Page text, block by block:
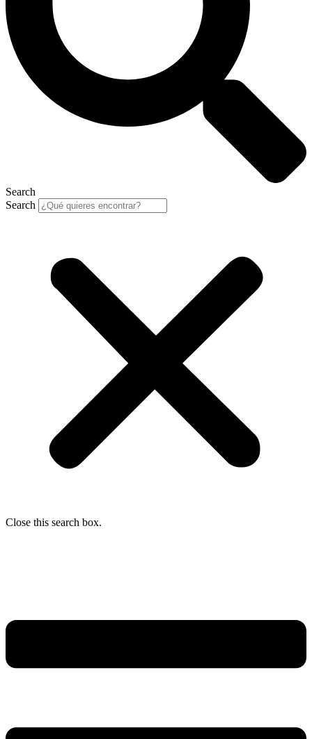
Search
Search
Close this search box.